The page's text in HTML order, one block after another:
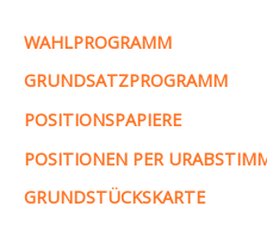
WAHLPROGRAMM
GRUNDSATZPROGRAMM
POSITIONSPAPIERE
POSITIONEN PER
GRUNDSTÜCKSKARTE